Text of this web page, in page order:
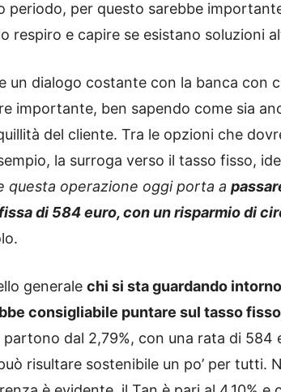
periodo, per questo sarebbe
respiro e capire se esistano soluzioni
un dialogo costante con la banca con
importante, ben sapendo come sia
del cliente. Tra le opzioni che
la surroga verso il tasso fisso,
questa operazione oggi porta a
di 584 euro, con un risparmio di
generale chi si sta guardando
consigliabile puntare sul tasso
partono dal 2,79%, con una rata di 584
risultare sostenibile un po’ per tutti.